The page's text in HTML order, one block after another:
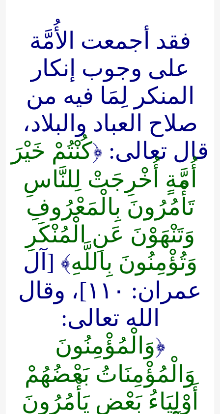
فقد أجمعت الأُمَّة
على وجوب إنكار
المنكر لِمَا فيه من
صلاح العباد والبلاد،
قال تعالى: ﴿كُنْتُمْ خَيْرَ
أُمَّةٍ أُخْرِجَتْ لِلنَّاسِ
تَأْمُرُونَ بِالْمَعْرُوفِ
وَتَنْهَوْنَ عَنِ الْمُنْكَرِ
وَتُؤْمِنُونَ بِاللَّهِ﴾ [آل
عمران: ١١٠]، وقال
الله تعالى:
﴿وَالْمُؤْمِنُونَ
وَالْمُؤْمِنَاتُ بَعْضُهُمْ
أَوْلِيَاءُ بَعْضٍ يَأْمُرُونَ